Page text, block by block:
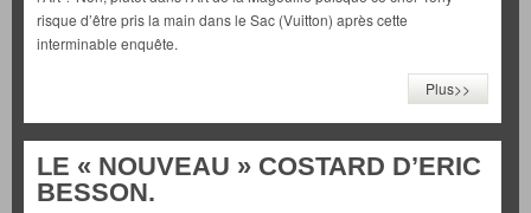
risque d’être pris la main dans le Sac (Vuitton) après cette
interminable enquête.
Plus>>
LE « NOUVEAU » COSTARD D’ERIC
BESSON.